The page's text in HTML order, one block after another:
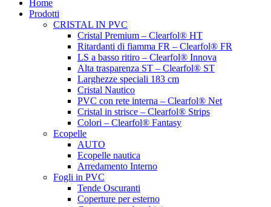
Home
Prodotti
CRISTAL IN PVC
Cristal Premium – Clearfol® HT
Ritardanti di fiamma FR – Clearfol® FR
LS a basso ritiro – Clearfol® Innova
Alta trasparenza ST – Clearfol® ST
Larghezze speciali 183 cm
Cristal Nautico
PVC con rete interna – Clearfol® Net
Cristal in strisce – Clearfol® Strips
Colori – Clearfol® Fantasy
Ecopelle
AUTO
Ecopelle nautica
Arredamento Interno
Fogli in PVC
Tende Oscuranti
Coperture per esterno